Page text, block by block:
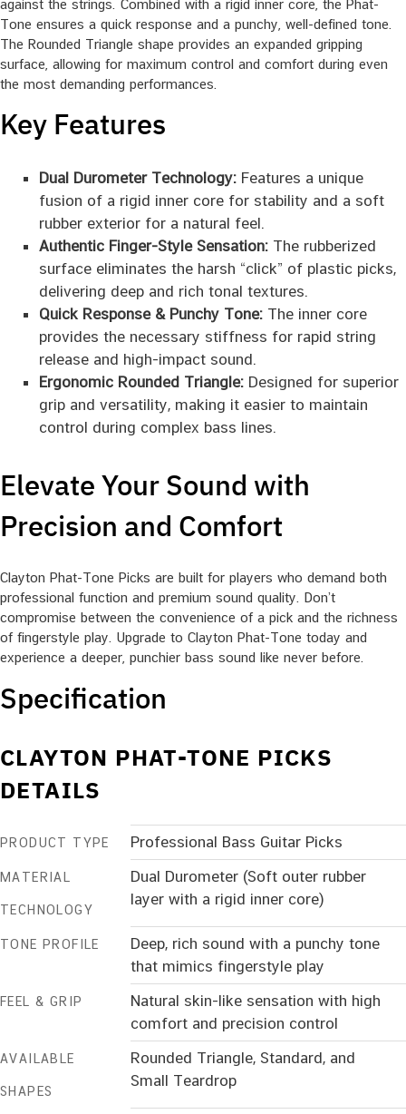
against the strings. Combined with a rigid inner core, the Phat-
Tone ensures a quick response and a punchy, well-defined tone.
The Rounded Triangle shape provides an expanded gripping
surface, allowing for maximum control and comfort during even
the most demanding performances.
Key Features
Dual Durometer Technology:Features a unique
fusion of a rigid inner core for stability and a soft
rubber exterior for a natural feel.
Authentic Finger-Style Sensation:The rubberized
surface eliminates the harsh “click” of plastic picks,
delivering deep and rich tonal textures.
Quick Response & Punchy Tone:The inner core
provides the necessary stiffness for rapid string
release and high-impact sound.
Ergonomic Rounded Triangle:Designed for superior
grip and versatility, making it easier to maintain
control during complex bass lines.
Elevate Your Sound with
Precision and Comfort
Clayton Phat-Tone Picks are built for players who demand both
professional function and premium sound quality. Don’t
compromise between the convenience of a pick and the richness
of fingerstyle play. Upgrade to Clayton Phat-Tone today and
experience a deeper, punchier bass sound like never before.
Specification
CLAYTON PHAT-TONE PICKS
DETAILS
PRODUCT TYPE Professional Bass Guitar Picks
MATERIAL
TECHNOLOGY
Dual Durometer (Soft outer rubber
layer with a rigid inner core)
TONE PROFILE
Deep, rich sound with a punchy tone
that mimics fingerstyle play
FEEL & GRIP
Natural skin-like sensation with high
comfort and precision control
AVAILABLE
SHAPES
Rounded Triangle, Standard, and
Small Teardrop